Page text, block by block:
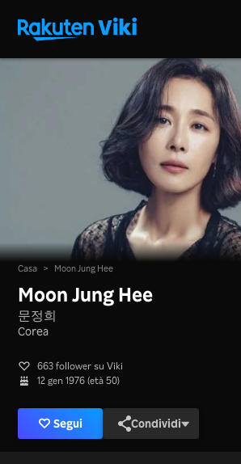
Casa > Moon Jung Hee
Moon Jung Hee
문정희
Corea
663 follower su Viki
12 gen 1976 (età 50)
Segui Condividi